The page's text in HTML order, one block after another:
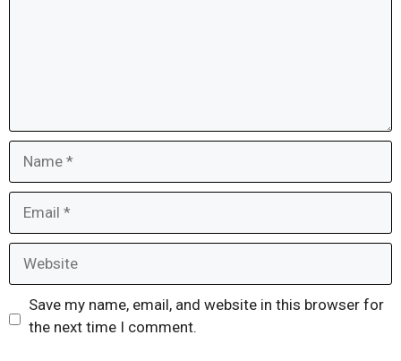
Save my name, email, and website in this browser for
the next time I comment.